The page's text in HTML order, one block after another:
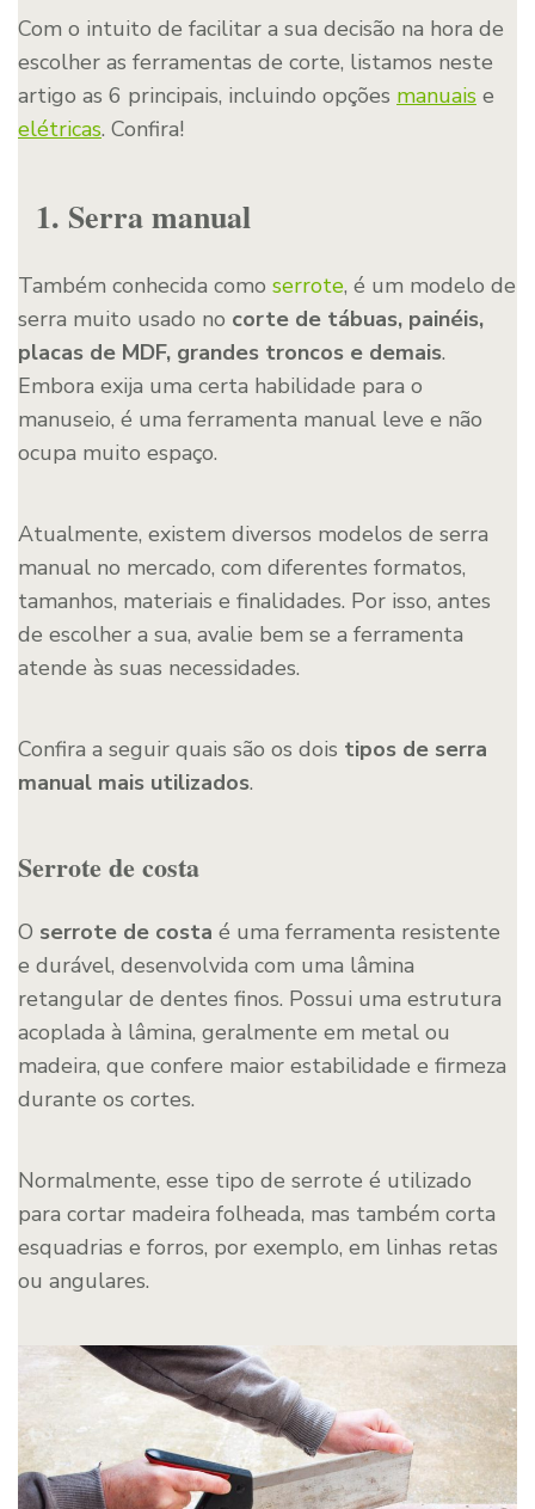
Com o intuito de facilitar a sua decisão na hora de
escolher as ferramentas de corte, listamos neste
artigo as 6 principais, incluindo opções manuais e
elétricas. Confira!
1. Serra manual
Também conhecida como serrote, é um modelo de
serra muito usado no corte de tábuas, painéis,
placas de MDF, grandes troncos e demais.
Embora exija uma certa habilidade para o
manuseio, é uma ferramenta manual leve e não
ocupa muito espaço.
Atualmente, existem diversos modelos de serra
manual no mercado, com diferentes formatos,
tamanhos, materiais e finalidades. Por isso, antes
de escolher a sua, avalie bem se a ferramenta
atende às suas necessidades.
Confira a seguir quais são os dois tipos de serra
manual mais utilizados.
Serrote de costa
O serrote de costa é uma ferramenta resistente
e durável, desenvolvida com uma lâmina
retangular de dentes finos. Possui uma estrutura
acoplada à lâmina, geralmente em metal ou
madeira, que confere maior estabilidade e firmeza
durante os cortes.
Normalmente, esse tipo de serrote é utilizado
para cortar madeira folheada, mas também corta
esquadrias e forros, por exemplo, em linhas retas
ou angulares.